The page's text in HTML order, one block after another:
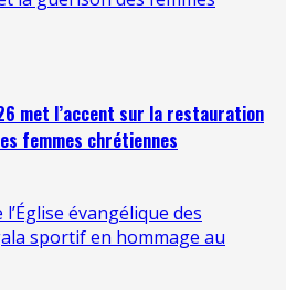
met l’accent sur la restauration
femmes chrétiennes
évangélique des
sportif en hommage au